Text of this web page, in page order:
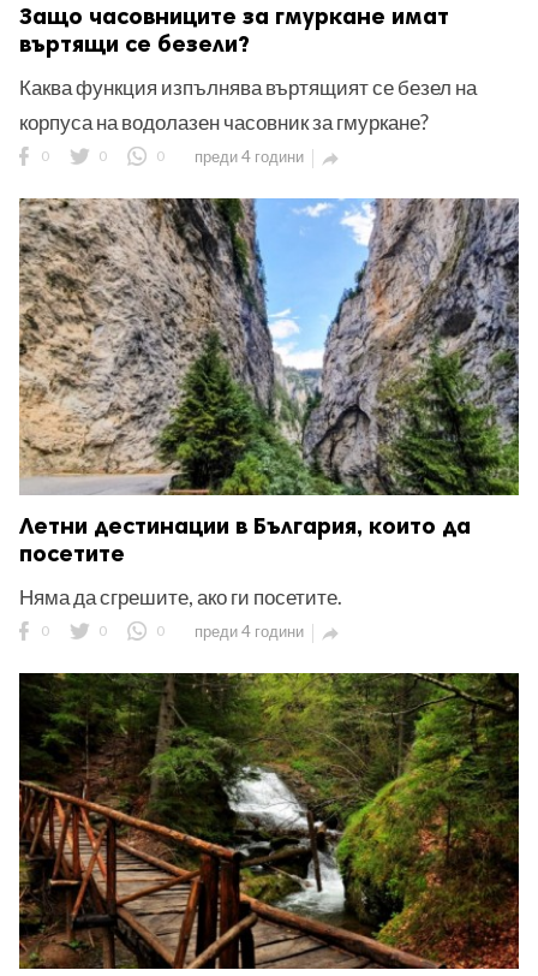
Защо часовниците за гмуркане имат
въртящи се безели?
Каква функция изпълнява въртящият се безел на
корпуса на водолазен часовник за гмуркане?
0 0 0 преди 4 години 
Летни дестинации в България, които да
посетите
Няма да сгрешите, ако ги посетите.
0 0 0 преди 4 години 